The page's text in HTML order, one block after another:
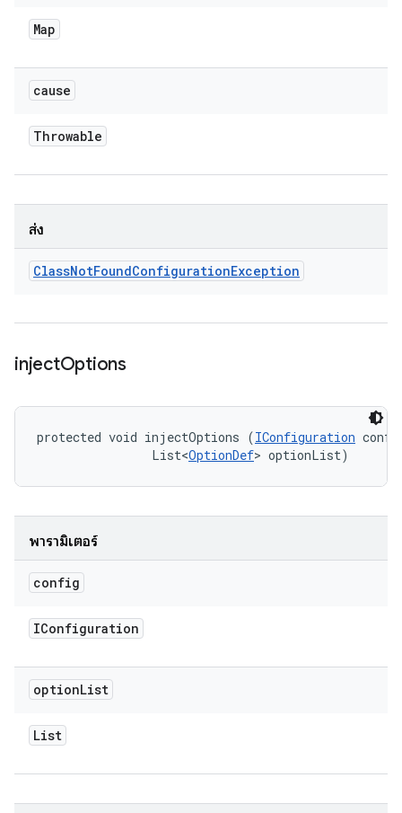
Map
cause
Throwable
ส่ง
ClassNotFoundConfigurationException
injectOptions
protected void injectOptions (IConfiguration
                List<
OptionDef> optionList)
พารามิเตอร์
config
IConfiguration
optionList
List